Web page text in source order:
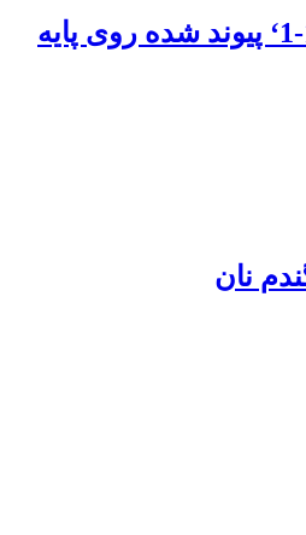
اثر تنش شوری بر خصوصیات رشدی و غلظت عناصر غذایی در رقم‌های بادام ‘شاهرود 12’، ‘تونو’ و ژنوتیپ ’16-1‘ پیوند شده روی پایه
نان